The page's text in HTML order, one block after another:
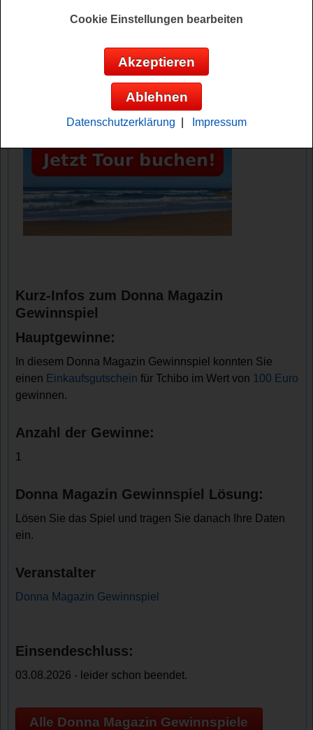
Anzeige:
Kurz-Infos zum Donna Magazin
Gewinnspiel
Hauptgewinne:
In diesem Donna Magazin Gewinnspiel konnten Sie
einen Einkaufsgutschein für Tchibo im Wert von 100 Euro
gewinnen.
Anzahl der Gewinne:
1
Donna Magazin Gewinnspiel Lösung:
Lösen Sie das Spiel und tragen Sie danach Ihre Daten
ein.
Veranstalter
Donna Magazin Gewinnspiel
Einsendeschluss:
03.08.2026 - leider schon beendet.
Alle Donna Magazin Gewinnspiele
Cookie Einstellungen bearbeiten
Akzeptieren
Ablehnen
Datenschutzerklärung Impressum